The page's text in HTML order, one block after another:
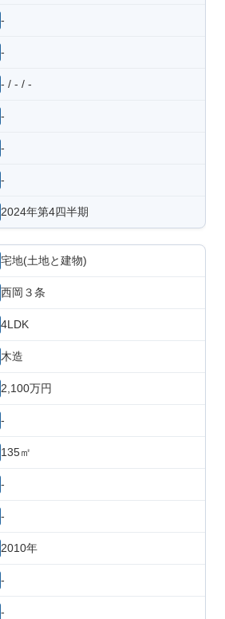
-
-
- / - / -
-
-
-
2024年第4四半期
宅地(土地と建物)
西岡３条
4LDK
木造
2,100万円
-
135㎡
-
-
2010年
-
-